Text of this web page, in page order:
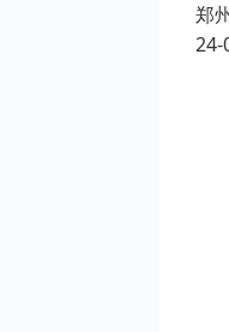
郑
24-